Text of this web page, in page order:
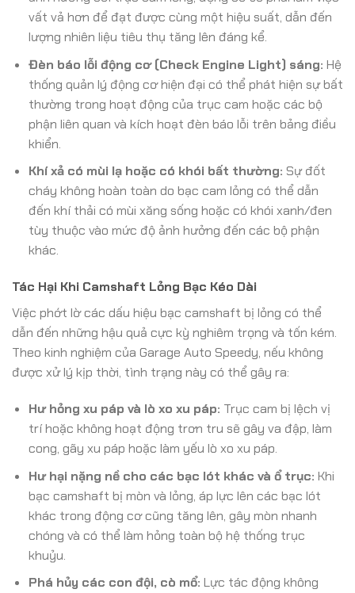
vất vả hơn để đạt được cùng một hiệu suất, dẫn đến
lượng nhiên liệu tiêu thụ tăng lên đáng kể.
Đèn báo lỗi động cơ (Check Engine Light) sáng: Hệ
thống quản lý động cơ hiện đại có thể phát hiện sự bất
thường trong hoạt động của trục cam hoặc các bộ
phận liên quan và kích hoạt đèn báo lỗi trên bảng điều
khiển.
Khí xả có mùi lạ hoặc có khói bất thường: Sự đốt
cháy không hoàn toàn do bạc cam lỏng có thể dẫn
đến khí thải có mùi xăng sống hoặc có khói xanh/đen
tùy thuộc vào mức độ ảnh hưởng đến các bộ phận
khác.
Tác Hại Khi Camshaft Lỏng Bạc Kéo Dài
Việc phớt lờ các dấu hiệu bạc camshaft bị lỏng có thể
dẫn đến những hậu quả cực kỳ nghiêm trọng và tốn kém.
Theo kinh nghiệm của Garage Auto Speedy, nếu không
được xử lý kịp thời, tình trạng này có thể gây ra:
Hư hỏng xu páp và lò xo xu páp: Trục cam bị lệch vị
trí hoặc không hoạt động trơn tru sẽ gây va đập, làm
cong, gãy xu páp hoặc làm yếu lò xo xu páp.
Hư hại nặng nề cho các bạc lót khác và ổ trục: Khi
bạc camshaft bị mòn và lỏng, áp lực lên các bạc lót
khác trong động cơ cũng tăng lên, gây mòn nhanh
chóng và có thể làm hỏng toàn bộ hệ thống trục
khuỷu.
Phá hủy các con đội, cò mổ: Lực tác động không